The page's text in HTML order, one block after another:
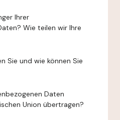
Ihrer
Wie teilen wir Ihre
Sie und wie können Sie
Daten
Union übertragen?